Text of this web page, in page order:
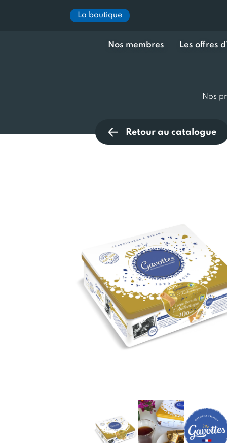
La boutique
Nos membres Les offres
Nos
Retour au catalogue